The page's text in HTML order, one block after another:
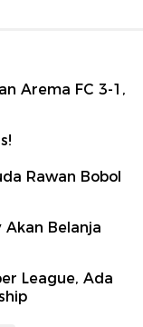
Arema FC 3-1,
Rawan Bobol
Belanja
League, Ada